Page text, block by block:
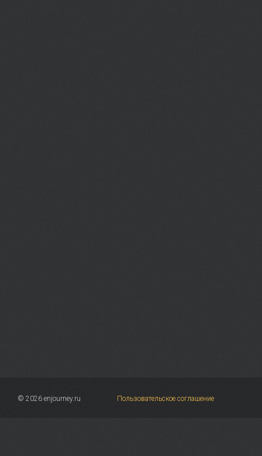
© 2026 enjourney.ru Пользовательское соглашение